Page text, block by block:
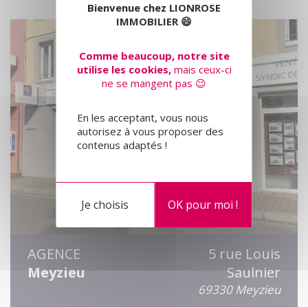
AGENCE
Meyzieu
5 rue Louis
Saulnier
69330 Meyzieu
Bienvenue chez LIONROSE
IMMOBILIER😄
Comme beaucoup, notre site
utilise les cookies,mais ceux-ci
ne se mangent pas 😉
En les acceptant, vous nous
autorisez à vous proposer des
contenus adaptés !
OK pour moi !
Je choisis